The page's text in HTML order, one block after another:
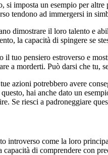
imposta un esempio per
tendono ad immergersi in
dimostrare il loro talento e
la capacità di spingere se
tuo pensiero estroverso e
a morderti. Può darsi che tu,
azioni potrebbero avere
hai anche dato un
Se riesci a padroneggiare
introverso come la loro
di comprendere con